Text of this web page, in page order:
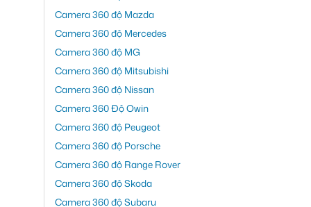
Camera 360 độ Mazda
Camera 360 độ Mercedes
Camera 360 độ MG
Camera 360 độ Mitsubishi
Camera 360 độ Nissan
Camera 360 Độ Owin
Camera 360 độ Peugeot
Camera 360 độ Porsche
Camera 360 độ Range Rover
Camera 360 độ Skoda
Camera 360 độ Subaru